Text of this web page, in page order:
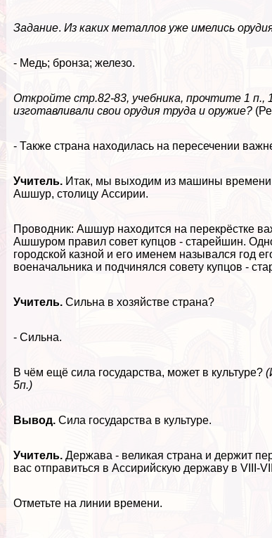
Задание.Из каких металлов уже имелись
- Медь; бронза; железо.
Откройте стр.82-83, учебника, прочтите 1 п.,
изготавливали свои орудия труда и оружие?
- Также страна находилась на пересечении
Учитель. Итак, мы выходим из машины
Ашшур, столицу Ассирии.
Проводник: Ашшур находится на перекрёстке
Ашшуром правил совет купцов - старейшин.
городской казной и его именем назывался год
военачальника и подчинялся совету купцов -
Учитель. Сильна в хозяйстве страна?
- Сильна.
В чём ещё сила государства, может в культуре?
5п.)
Вывод.Сила государства в культуре.
Учитель. Держава - великая страна и держит
вас отправиться в Ассирийскую державу в VIII-
Отметьте на линии времени.